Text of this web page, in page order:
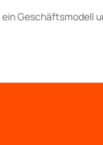
Geschäftsmodell